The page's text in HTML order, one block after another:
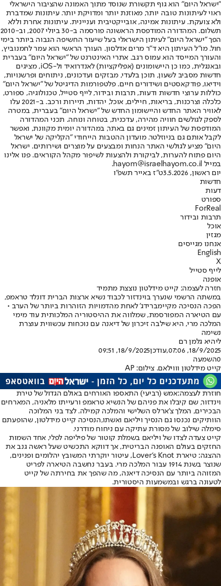
"ישראל היום" הוא גוף תקשורת שנוסד מתוך האמונה שהציבור הישראלי
ראוי לעיתונות טובה יותר, מאוזנת יותר ומדויקת יותר. עיתונות שמדברת
ולא צועקת. עיתונות אמינה, אובייקטיבית ועניינית. עיתונות אחרת וללא
תשלום. המהדורה המודפסת הראשונה פורסמה ב-30 ביולי 2007, וב-2010
הפך "ישראל היום" לעיתון הישראלי בעל שיעור החשיפה הגבוה ביותר בימי
חול. מו"ל העיתון היא ד"ר מרים אדלסון. העורך הראשי הוא עמר לחמנוביץ,
והעורך המייסד הוא עמוס רגב. אתרי האינטרנט של "ישראל היום" בעברית
ובאנגלית, כמו כן היישומונים (אפליקציות) לאנדרואיד ול-iOS, מציגים
חדשות מסביב לשעון, תוכן בלעדי, מבזקים ועדכונים, ניתוחים ופרשנויות,
וידיאו, פודקאסטים ושידורים חיים. פלטפורמות הדיגיטל של "ישראל היום"
כוללות ערוצי חדשות ודעות, תרבות ובידור, לייף סטייל, טכנולוגיה, ספורט,
כלכלה וצרכנות, בריאות, חיילים, אוכל, יהדות, תיירות ורכב. ב-2021 עלו
לאוויר האתר החדש והיישומון החדש של "ישראל היום" בעברית, במטרה
לספק לגולשים חוויה מהירה, עדכנית, בטוחה ונוחה. תכני המהדורה
המודפסת של העיתון זמינים גם באתר, במהדורה יומית מקוונת, ואפשר
לקבל אותם גם בניוזלטר. מועדון ההטבות הייחודי "הקליקה של ישראל
היום" מציע לגולשי האתר הנחות ומבצעים על מוצרים ושירותים. ישראל
היום פתוח להערות, לביקורת ולהצעות לשיפור מקהל הקוראים. פנו אלינו
במייל hayom@israelhayom.co.il.
יום ראשון, 3.5.2026
ט"ז באייר תשפ"ו
חדשות
דעות
ספורט
ForReal
תרבות ובידור
אוכל
מגזין
אנחנו מגייסים
English
X
לייף סטייל
אופנה
חזרה לעצמה: קייט מידלטון נוצצת מתמיד
במשתה הרשמי שנערך בוינדזור לכבוד נשיא ארצות הברית דונלד טראמפ,
הפכה הנסיכה מקיימברידג' לאחת מהדמויות הזוהרות ביותר של הערב •
עם הטיארה המפורסמת, שמלווה את ההיסטוריה המלכותית עוד מימי
המלכה מרי, היא שילבה זיכרון של דיאנה עם נוכחות עכשווית עוצרת
נשימה
ליהיא גלמן רם
18/9/2025, 07:06
,עודכן18/9/2025, 09:51
0השמעה
קייט מידלטון וווילאם. צילום: AP
חוזרת לעצמה:אמש (רביעי) התאספו האורחים באולם הגדול של טירת
וינדזור, שם קיבלו את פניהם של הנשיא טראמפ ורעייתו מלאניה, המארחים
הבכירים, המלך צ'ארלס השלישי והמלכה קמילה. לצד בני המלוכה
הוותיקים נכנסו גם הנסיך ויליאם ואשתו,הנסיכה קייט מידלטון, שהופעתם
סימלה שילוב של מסורת עתיקה עם ניחוח מודרני.
קייט צעדה לצדו של ויליאם בשמלת קוטור של פיליפה לפלי, אחד השמות
החזקים בעולם האופנה הבריטית, אך דווקא התכשיט שעל ראשה גנב את
ההצגה: טיארת Lover’s Knot, עיטור יוקרתי המשובץ יהלומים ופנינים,
שנוצר בשנת 1914 עבור המלכה מרי. בעבר נחשבה הטיארה לפריט
המזוהה ביותר עם הנסיכה דיאנה, מה שהפך את בחירתה של קייט
לטעונה ברגש ובמשמעות היסטורית.